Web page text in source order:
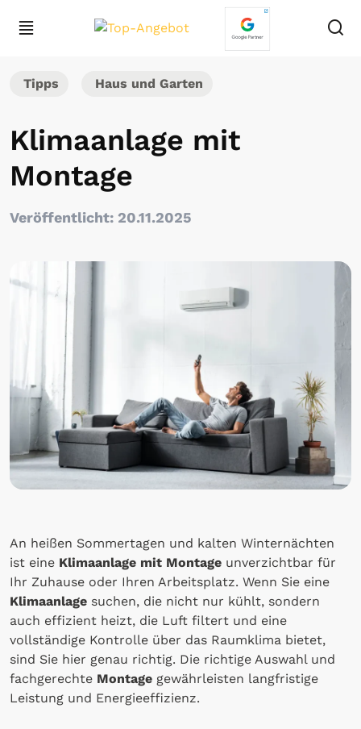
Tipps Haus und Garten
Klimaanlage mit
Montage
Veröffentlicht: 20.11.2025
An heißen Sommertagen und kalten Winternächten
ist eine Klimaanlage mit Montage unverzichtbar für
Ihr Zuhause oder Ihren Arbeitsplatz. Wenn Sie eine
Klimaanlage suchen, die nicht nur kühlt, sondern
auch effizient heizt, die Luft filtert und eine
vollständige Kontrolle über das Raumklima bietet,
sind Sie hier genau richtig. Die richtige Auswahl und
fachgerechte Montage gewährleisten langfristige
Leistung und Energieeffizienz.